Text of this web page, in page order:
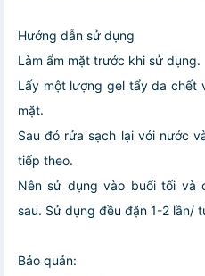
Hướng dẫn sử dụng
Làm ẩm mặt trước khi sử dụng.
Lấy một lượng gel tẩy da chết
mặt.
Sau đó rửa sạch lại với nước
tiếp theo.
Nên sử dụng vào buổi tối và
sau. Sử dụng đều đặn 1-2 lần/
Bảo quản: